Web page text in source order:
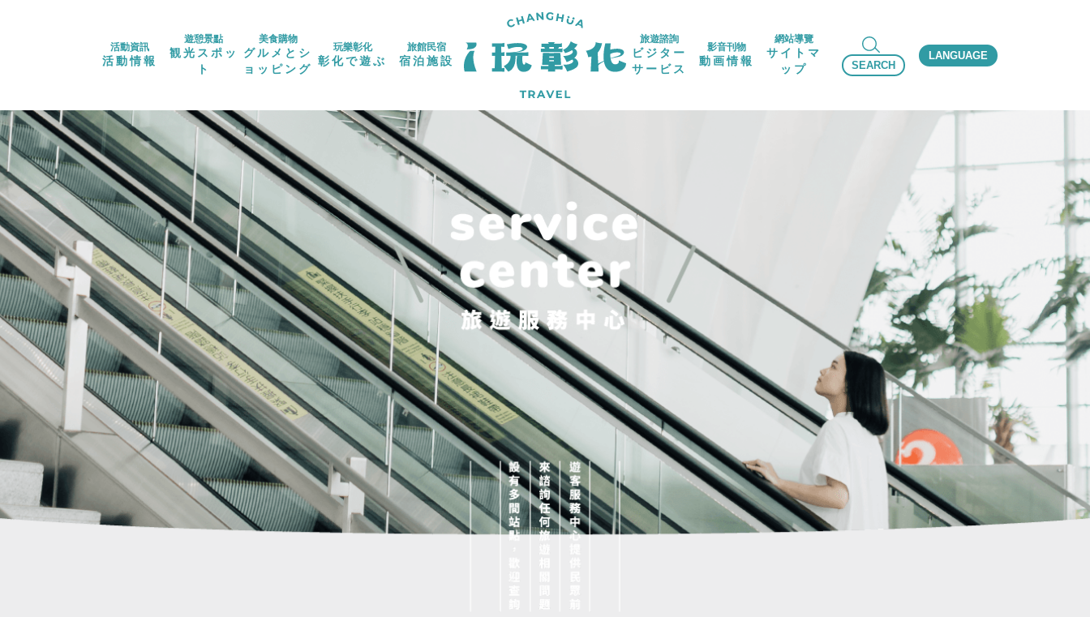
活動資訊
活動情報
遊憩景點
観光スポッ
ト
美食購物
グルメとシ
ョッピング
玩樂彰化
彰化で遊ぶ
旅館民宿
宿泊施設
旅遊諮詢
ビジター
サービス
影音刊物
動画情報
網站導覽
サイトマ
ップ
SEARCH
LANGUAGE